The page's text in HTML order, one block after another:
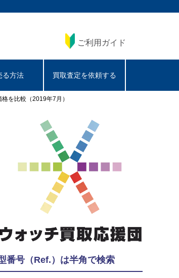
ご利用ガイド
る方法 買取査定を依頼する
を比較（2019年7月）
番号（Ref.）は半角で検索